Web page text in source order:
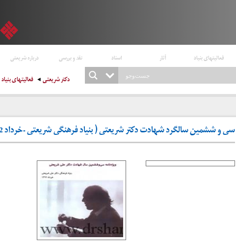
فعالیتهای بنیاد آثار اسناد نقد و بررسی درباره شریعتی
دکتر شریعتی فعالیتهای بنیاد
سی و ششمین سالگرد شهادت دکتر شریعتی ( بنیاد فرهنگی شریعتی -خرداد 1392)